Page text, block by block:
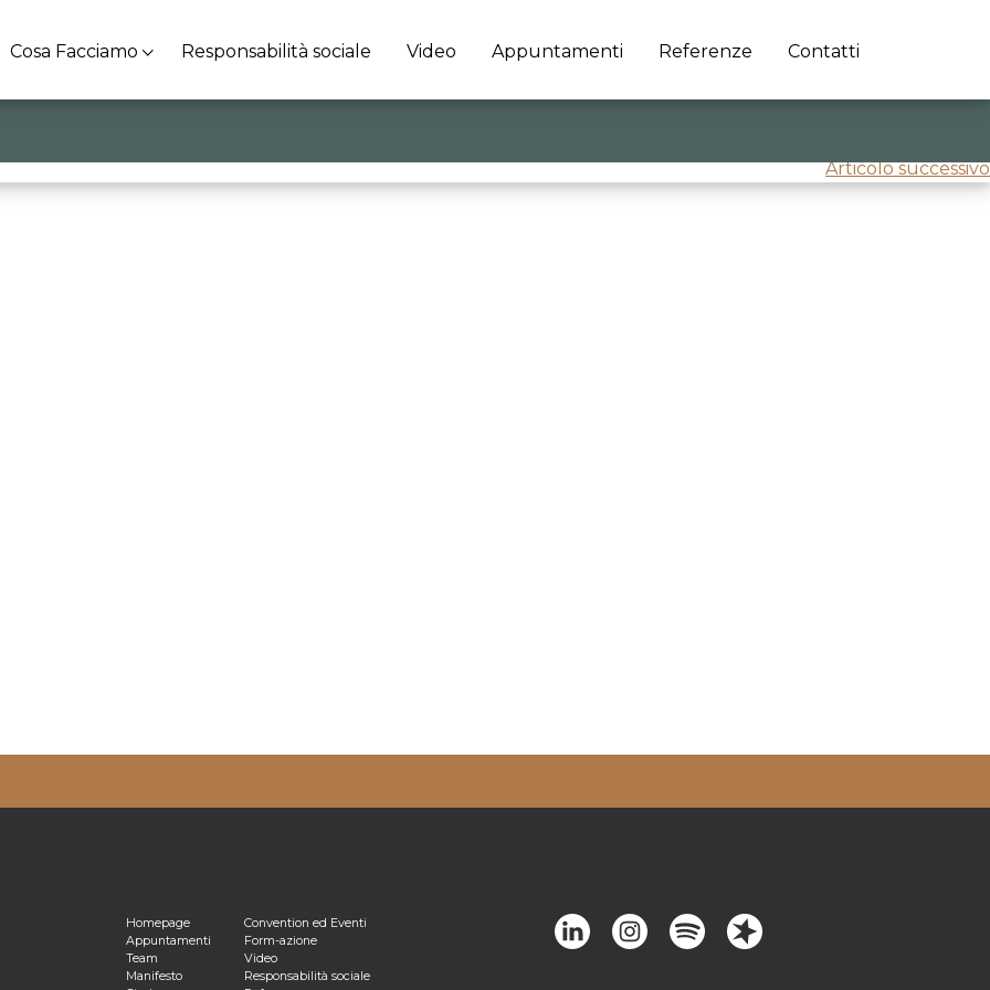
Cosa Facciamo Responsabilità sociale Video Appuntamenti Referenze Contatti
Articolo successivo
Privacy PolicyHomepage
Appuntamenti
Team
Manifesto
Convention ed Eventi
Form-azione
Video
Responsabilità sociale